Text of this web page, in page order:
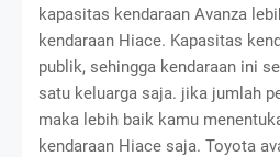
kapasitas kendaraan Avanza
kendaraan Hiace. Kapasitas
publik, sehingga kendaraan ini
satu keluarga saja. jika jumlah
maka lebih baik kamu
kendaraan Hiace saja. Toyota